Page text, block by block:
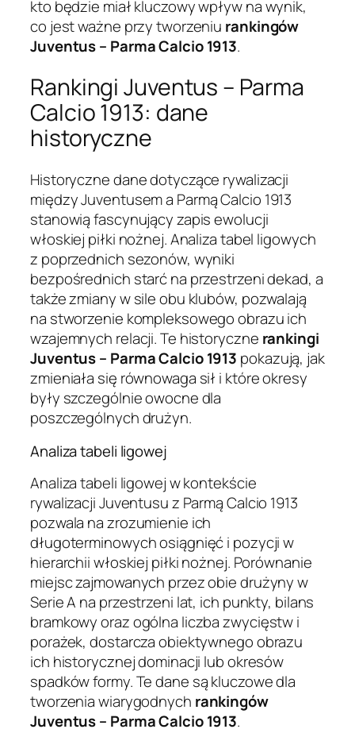
kto będzie miał kluczowy wpływ na wynik,
co jest ważne przy tworzeniu rankingów
Juventus – Parma Calcio 1913.
Rankingi Juventus – Parma
Calcio 1913: dane
historyczne
Historyczne dane dotyczące rywalizacji
między Juventusem a Parmą Calcio 1913
stanowią fascynujący zapis ewolucji
włoskiej piłki nożnej. Analiza tabel ligowych
z poprzednich sezonów, wyniki
bezpośrednich starć na przestrzeni dekad, a
także zmiany w sile obu klubów, pozwalają
na stworzenie kompleksowego obrazu ich
wzajemnych relacji. Te historyczne rankingi
Juventus – Parma Calcio 1913 pokazują, jak
zmieniała się równowaga sił i które okresy
były szczególnie owocne dla
poszczególnych drużyn.
Analiza tabeli ligowej
Analiza tabeli ligowej w kontekście
rywalizacji Juventusu z Parmą Calcio 1913
pozwala na zrozumienie ich
długoterminowych osiągnięć i pozycji w
hierarchii włoskiej piłki nożnej. Porównanie
miejsc zajmowanych przez obie drużyny w
Serie A na przestrzeni lat, ich punkty, bilans
bramkowy oraz ogólna liczba zwycięstw i
porażek, dostarcza obiektywnego obrazu
ich historycznej dominacji lub okresów
spadków formy. Te dane są kluczowe dla
tworzenia wiarygodnych rankingów
Juventus – Parma Calcio 1913.